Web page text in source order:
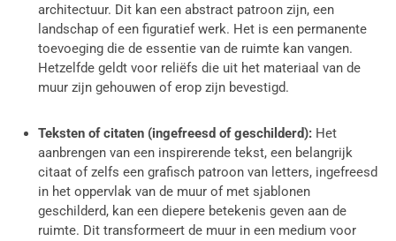
architectuur. Dit kan een abstract patroon zijn, een
landschap of een figuratief werk. Het is een permanente
toevoeging die de essentie van de ruimte kan vangen.
Hetzelfde geldt voor reliëfs die uit het materiaal van de
muur zijn gehouwen of erop zijn bevestigd.
Teksten of citaten (ingefreesd of geschilderd): Het
aanbrengen van een inspirerende tekst, een belangrijk
citaat of zelfs een grafisch patroon van letters, ingefreesd
in het oppervlak van de muur of met sjablonen
geschilderd, kan een diepere betekenis geven aan de
ruimte. Dit transformeert de muur in een medium voor